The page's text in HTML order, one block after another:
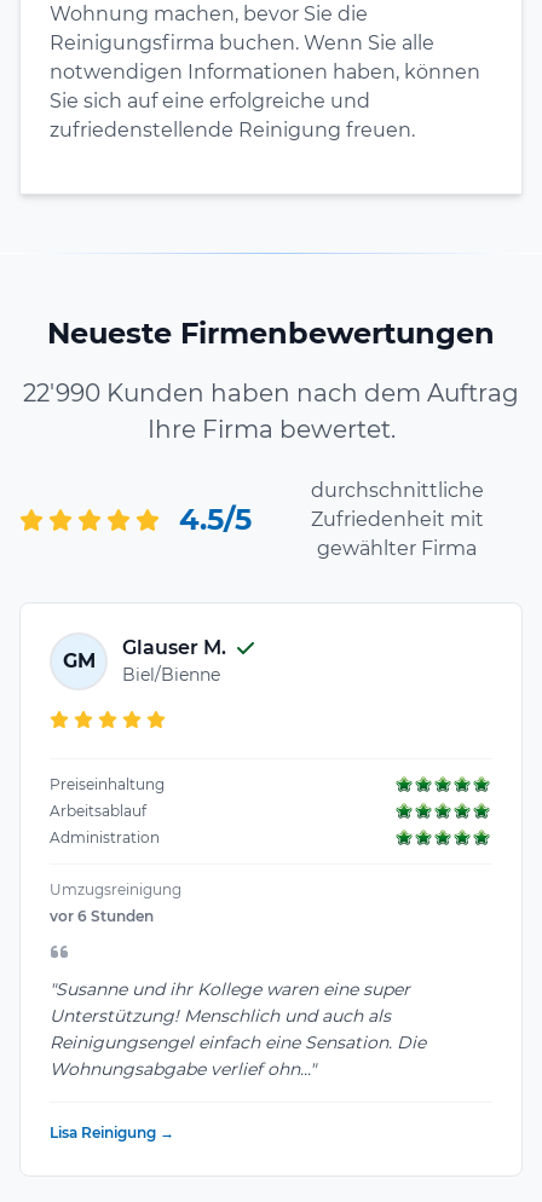
Wohnung machen, bevor Sie die
Reinigungsfirma buchen. Wenn Sie alle
notwendigen Informationen haben, können
Sie sich auf eine erfolgreiche und
zufriedenstellende Reinigung freuen.
Neueste Firmenbewertungen
22'990 Kunden haben nach dem Auftrag
Ihre Firma bewertet.
4.5/5
durchschnittliche
Zufriedenheit mit
gewählter Firma
GM
Glauser M.
Biel/Bienne
Preiseinhaltung
Arbeitsablauf
Administration
Umzugsreinigung
vor 6 Stunden
"Susanne und ihr Kollege waren eine super
Unterstützung! Menschlich und auch als
Reinigungsengel einfach eine Sensation. Die
Wohnungsabgabe verlief ohn..."
Lisa Reinigung →